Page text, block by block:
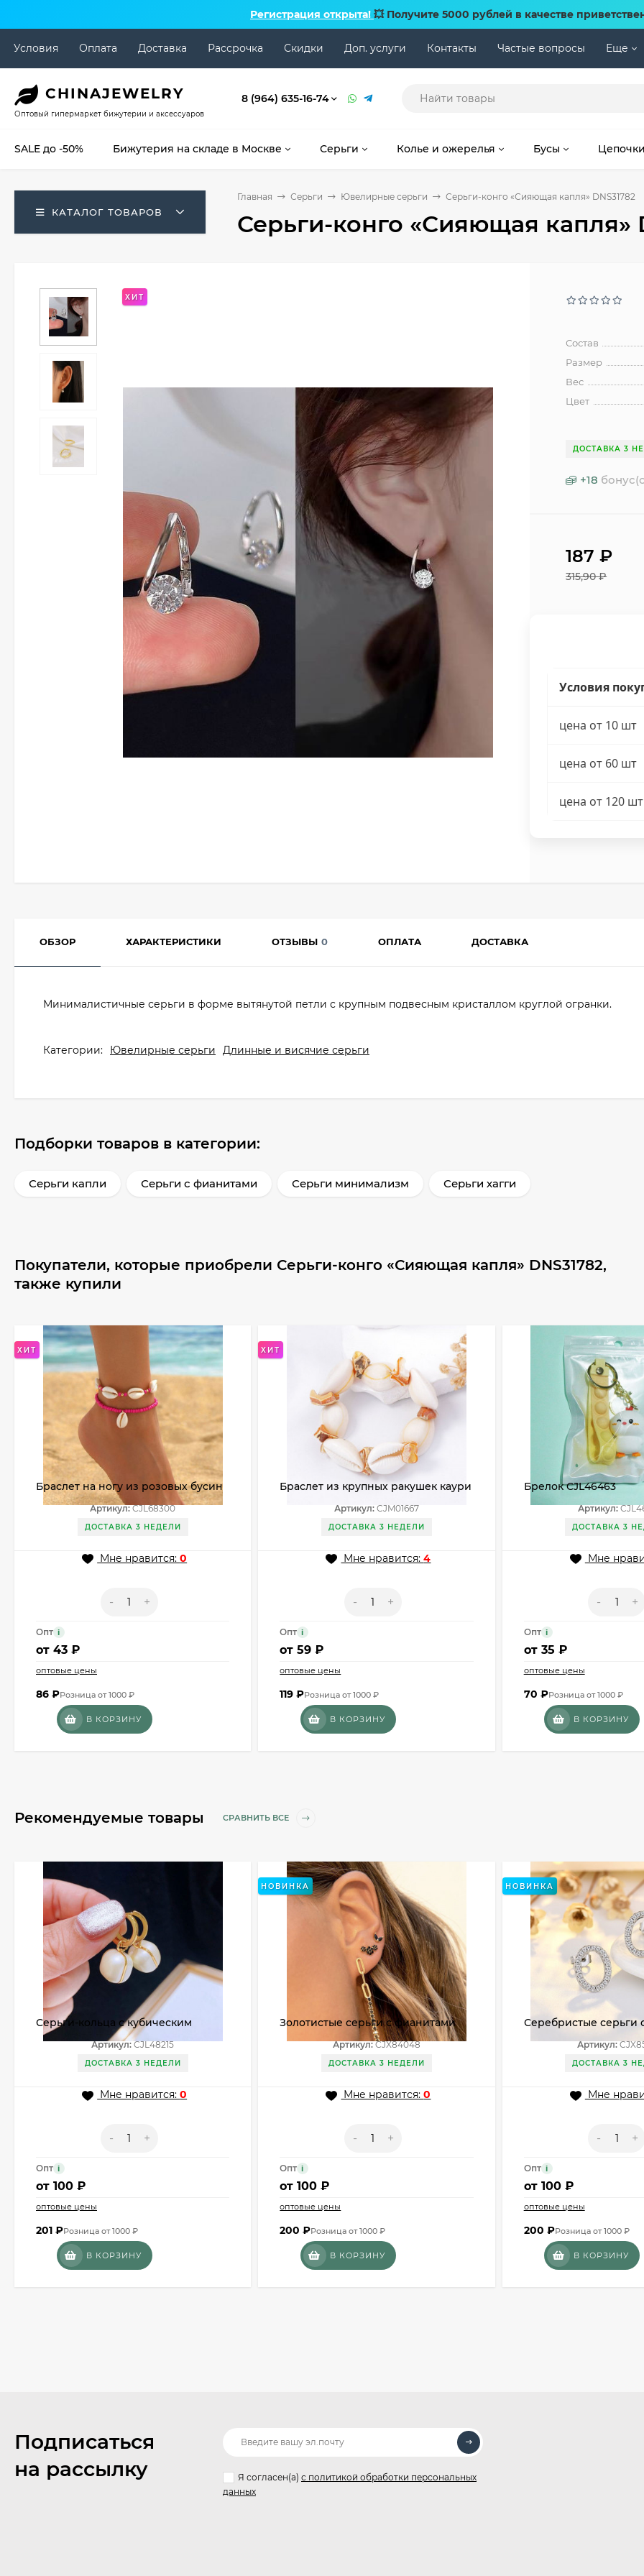
Регистрация открыта! 💥 Получите 5000 рублей в качестве
Условия Оплата Доставка Рассрочка Скидки Доп. услуги Контакты Частые вопросы Еще
CHINAJEWELRY
Оптовый гипермаркет бижутерии и аксессуаров
8 (964) 635-16-74
SALE до -50% Бижутерия на складе в Москве Серьги Колье и ожерелья Бусы Цепочки
КАТАЛОГ ТОВАРОВ
Главная Серьги Ювелирные серьги Серьги-конго «Сияющая капля» DNS31782
Серьги-конго «Сияющая капля»
ХИТ
Состав
Размер
Вес
Цвет
ДОСТАВКА 3
+18
187₽
315,90₽
Условия
цена от 10 шт
цена от 60 шт
цена от 120 шт
ОБЗОР ХАРАКТЕРИСТИКИ ОТЗЫВЫ 0 ОПЛАТА ДОСТАВКА
Минималистичные серьги в форме вытянутой петли с крупным подвесным кристаллом круглой огранки.
Категории: Ювелирные серьги Длинные и висячие серьги
Подборки товаров в категории:
Серьги капли Серьги с фианитами Серьги минимализм Серьги хагги
Покупатели, которые приобрели Серьги-конго «Сияющая капля» DNS31782,
также купили
ХИТ
Браслет на ногу из розовых бусин
с ракушками CJL68300
Артикул:CJL68300
ДОСТАВКА 3 НЕДЕЛИ
Мне нравится:0
- +
Опт i
от 43 ₽
оптовые цены
86 ₽Розница от 1000 ₽
В КОРЗИНУ
ХИТ
Браслет из крупных ракушек каури
Артикул:CJM01667
ДОСТАВКА 3 НЕДЕЛИ
Мне нравится:4
- +
Опт i
от59 ₽
оптовые цены
119₽Розница от 1000 ₽
В КОРЗИНУ
Брелок CJL46463
Артикул:
ДОСТАВКА 3
Мне
- +
Опт i
от 35 ₽
оптовые цены
70 ₽Розница от 1000 ₽
В КОРЗИНУ
Рекомендуемые товары СРАВНИТЬ ВСЕ
Серьги-кольца с кубическим
жемчугом CJL48215
Артикул: CJL48215
ДОСТАВКА 3 НЕДЕЛИ
Мне нравится:0
- +
Опт i
от 100 ₽
оптовые цены
201 ₽Розница от 1000 ₽
В КОРЗИНУ
НОВИНКА
Золотистые серьги с фианитами
Артикул:CJX84048
ДОСТАВКА 3 НЕДЕЛИ
Мне нравится:0
- +
Опт i
от100 ₽
оптовые цены
200₽Розница от 1000 ₽
В КОРЗИНУ
НОВИНКА
Серебристые серьги
элементом и
Артикул:
ДОСТАВКА 3
Мне
- +
Опт i
от 100 ₽
оптовые цены
200 ₽Розница от 1000 ₽
В КОРЗИНУ
Подписаться
на рассылку
Я согласен(a) с политикой обработки персональных
данных